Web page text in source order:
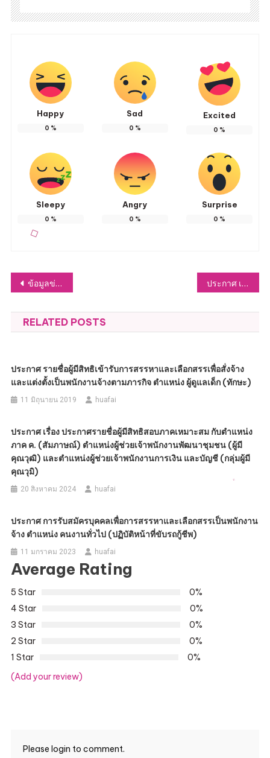
Happy
0 %
Sad
0 %
Excited
0 %
Sleepy
0 %
Angry
0 %
Surprise
0 %
แนะแนว
เรื่อง
ข้อมูลข่าวสารของราชการ ประกาศ เรื่อง รับสมัครบุคคลเข้ารับการสรรหา และการเลือกสรรเป็นพนักงานจ้าง ประจำปีงบประมาณ พ.ศ.2567
RELATED POSTS
ประกาศ รายชื่อผู้มีสิทธิเข้ารับการสรรหาและเลือกสรรเพื่อสั่งจ้าง
และแต่งตั้งเป็นพนักงานจ้างตามภารกิจ ตำแหน่ง ผู้ดูแลเด็ก (ทักษะ)
11 มิถุนายน 2019 huafai
ประกาศ เรื่อง ประกาศรายชื่อผู้มีสิทธิสอบภาคเหมาะสม กับตำแหน่ง
ภาค ค. (สัมภาษณ์) ตำแหน่งผู้ช่วยเจ้าพนักงานพัฒนาชุมชน (ผู้มี
คุณวุฒิ) และตำแหน่งผู้ช่วยเจ้าพนักงานการเงิน และบัญชี (กลุ่มผู้มี
คุณวุมิ)
20 สิงหาคม 2024 huafai
ประกาศ การรับสมัครบุคคลเพื่อการสรรหาและเลือกสรรเป็นพนักงาน
จ้าง ตำแหน่ง คนงานทั่วไป (ปฏิบัติหน้าที่ขับรถกู้ชีพ)
11 มกราคม 2023 huafai
Average Rating
5 Star
0%
4 Star
0%
3 Star
0%
2 Star
0%
1 Star
0%
(Add your review)
Please login to comment.